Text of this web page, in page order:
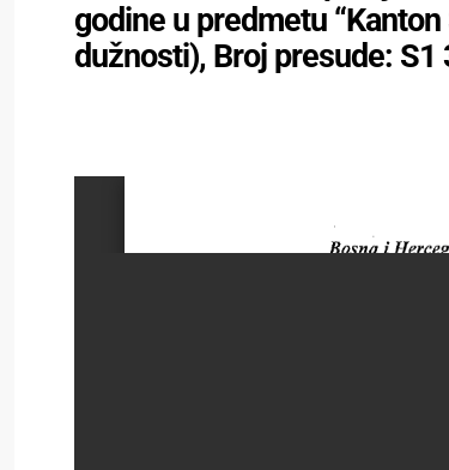
godine u predmetu
dužnosti), Broj presude: S1